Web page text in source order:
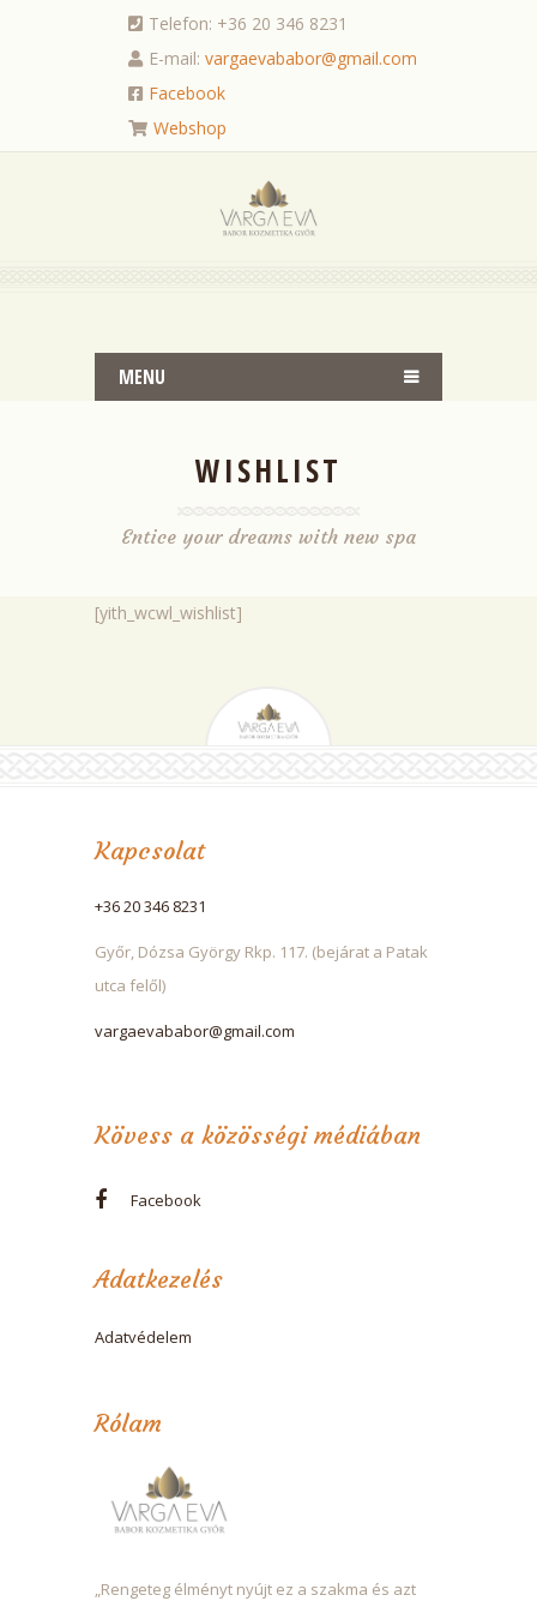
Telefon: +36 20 346 8231
E-mail: vargaevababor@gmail.com
Facebook
Webshop
MENU
WISHLIST
Entice your dreams with new spa
[yith_wcwl_wishlist]
Kapcsolat
+36 20 346 8231
Győr, Dózsa György Rkp. 117. (bejárat a Patak
utca felől)
vargaevababor@gmail.com
Kövess a közösségi médiában
Facebook
Adatkezelés
Adatvédelem
Rólam
„Rengeteg élményt nyújt ez a szakma és azt